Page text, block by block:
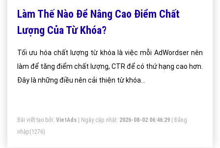
Làm Thế Nào Để Nâng Cao Điểm Chất
Lượng Của Từ Khóa?
Tối ưu hóa chất lượng từ khóa là việc mỗi AdWordser nên
làm để tăng điểm chất lượng, CTR để có thứ hạng cao hơn.
Đây là những điều nên cải thiện từ khóa...
Bài viết tạo bởi: VietAds | Ngày cập nhật: 2026-08-02 06:46:29
Đăng
nhập(1276)